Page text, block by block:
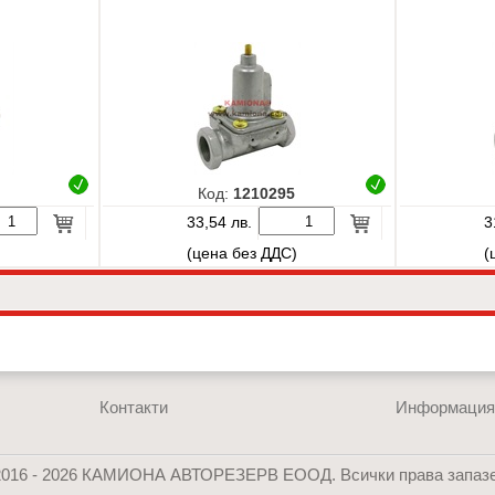
Код: 1210295
33,54 лв.
(цена без ДДС)
Контакти Информация
- 2026 КАМИОНА АВТОРЕЗЕРВ ЕООД. Всички права